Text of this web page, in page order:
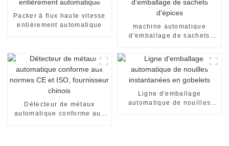
sachets individuels. Ligne
de production de
conditionnement.
Packer à flux haute vitesse
entièrement automatique
machine automatique
d'emballage de sachets
Détecteur de métaux
automatique conforme aux
Ligne d'emballage
automatique de nouilles